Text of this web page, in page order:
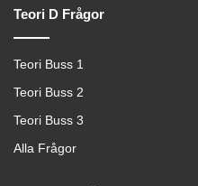
Teori D Frågor
Teori Buss 1
Teori Buss 2
Teori Buss 3
Alla Frågor